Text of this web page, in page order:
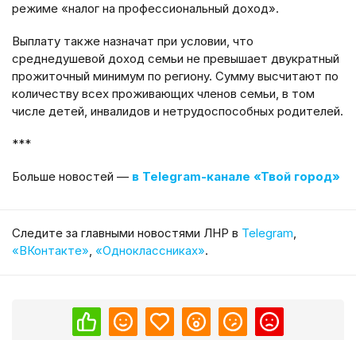
режиме «налог на профессиональный доход».
Выплату также назначат при условии, что
среднедушевой доход семьи не превышает двукратный
прожиточный минимум по региону. Сумму высчитают по
количеству всех проживающих членов семьи, в том
числе детей, инвалидов и нетрудоспособных родителей.
***
Больше новостей — в Telegram-канале «Твой город»
Cледите за главными новостями ЛНР в Telegram,
«ВКонтакте», «Одноклассниках».